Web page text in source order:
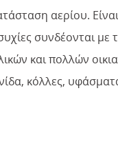
αερίου.
συνδέονται
και πολλών
κόλλες,